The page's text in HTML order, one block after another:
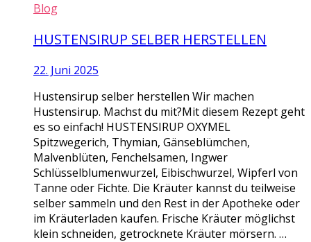
Blog
HUSTENSIRUP SELBER HERSTELLEN
22. Juni 2025
Hustensirup selber herstellen Wir machen
Hustensirup. Machst du mit?Mit diesem Rezept geht
es so einfach! HUSTENSIRUP OXYMEL
Spitzwegerich, Thymian, Gänseblümchen,
Malvenblüten, Fenchelsamen, Ingwer
Schlüsselblumenwurzel, Eibischwurzel, Wipferl von
Tanne oder Fichte. Die Kräuter kannst du teilweise
selber sammeln und den Rest in der Apotheke oder
im Kräuterladen kaufen. Frische Kräuter möglichst
klein schneiden, getrocknete Kräuter mörsern. …